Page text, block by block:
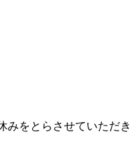
みをとらさせていただき